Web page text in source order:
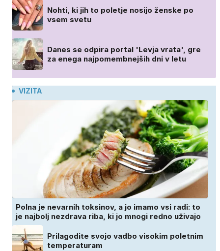
Nohti, ki jih to poletje nosijo ženske po
vsem svetu
Danes se odpira portal 'Levja vrata', gre
za enega najpomembnejših dni v letu
VIZITA
Polna je nevarnih toksinov, a jo imamo vsi radi: to
je najbolj nezdrava riba, ki jo mnogi redno uživajo
Prilagodite svojo vadbo visokim poletnim
temperaturam